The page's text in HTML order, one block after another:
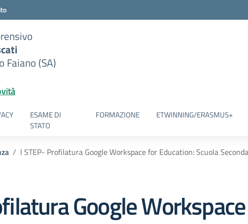
Faiano (SA)
ESAME DI
STATO
FORMAZIONE ETWINNING/ERASMUS+
I STEP- Profilatura Google Workspace for Education: Scuola
Google